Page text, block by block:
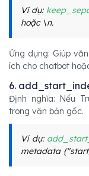
Ví dụ:
hoặc \n.
Ứng dụng: Giúp
ích cho chatbot
6.
Định nghĩa: Nếu
trong văn bản gốc.
Ví dụ:
metadata